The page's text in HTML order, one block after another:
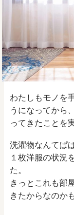
わたしもモノを
うになってから
ってきたことを
洗濯物なんてぱ
１枚洋服の状況
た。
きっとこれも部
きたからなのか